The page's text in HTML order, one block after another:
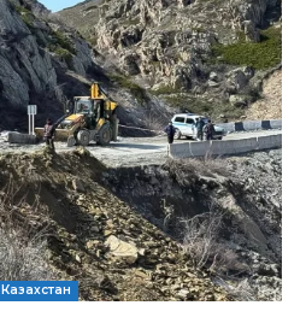
Казахстан